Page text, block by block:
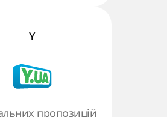
Y
пропозицій